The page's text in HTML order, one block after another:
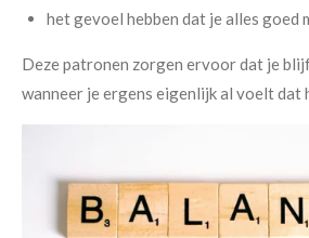
het gevoel hebben dat je alles goed
Deze patronen zorgen ervoor dat je
wanneer je ergens eigenlijk al voelt dat